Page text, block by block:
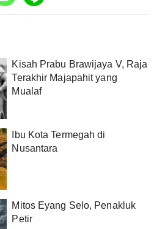
Kisah Prabu Brawijaya V, Raja
Terakhir Majapahit yang
Mualaf
Ibu Kota Termegah di
Nusantara
Mitos Eyang Selo, Penakluk
Petir